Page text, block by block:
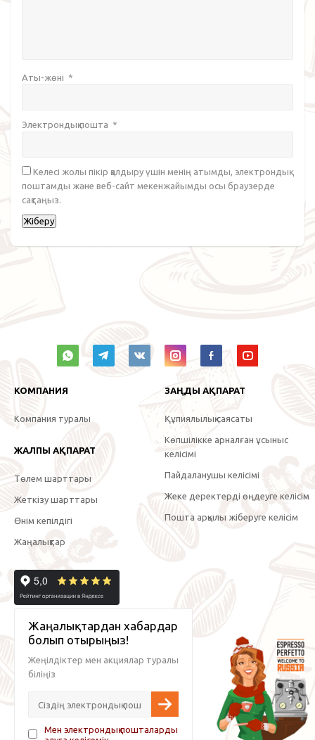
Аты-жөні *
Электрондық пошта *
Келесі жолы пікір қалдыру үшін менің атымды, электрондық
поштамды және веб-сайт мекенжайымды осы браузерде
сақтаңыз.
КОМПАНИЯ
Компания туралы
ЖАЛПЫ АҚПАРАТ
Төлем шарттары
Жеткізу шарттары
Өнім кепілдігі
Жаңалықтар
ЗАҢДЫ АҚПАРАТ
Құпиялылық саясаты
Көпшілікке арналған ұсыныс
келісімі
Пайдаланушы келісімі
Жеке деректерді өңдеуге келісім
Пошта арқылы жіберуге келісім
Жаңалықтардан хабардар
болып отырыңыз!
Жеңілдіктер мен акциялар туралы
біліңіз
Мен электрондық пошталарды